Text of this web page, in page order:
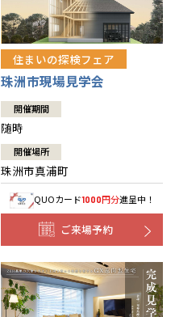
住まいの探検フェア
珠洲市現場見学会
開催期間
随時
開催場所
珠洲市真浦町
QUOカード1000円分進呈中！
ご来場予約